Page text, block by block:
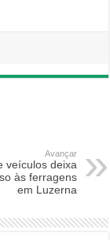
Avançar
veículos deixa
às ferragens
em Luzerna